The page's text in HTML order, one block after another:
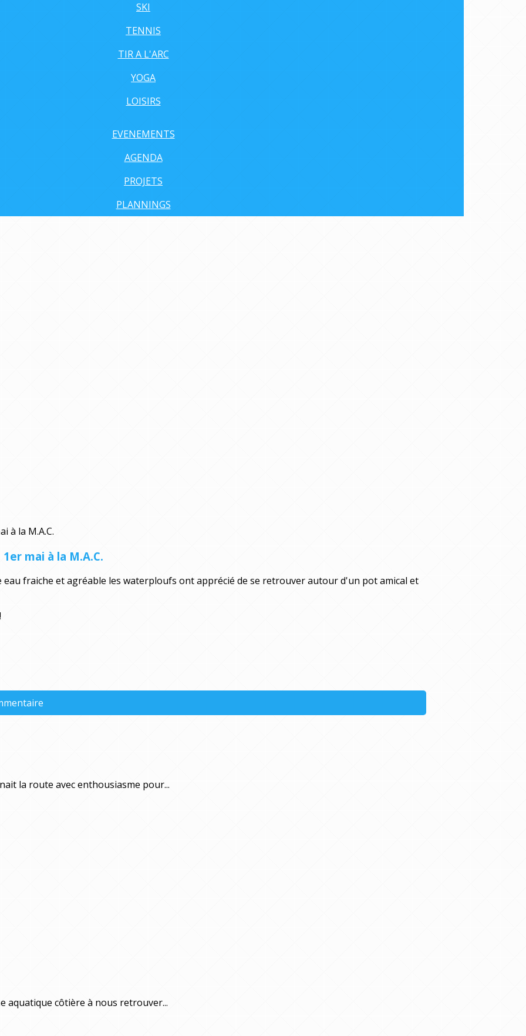
SKI
TENNIS
TIR A L'ARC
YOGA
LOISIRS
EVENEMENTS
AGENDA
PROJETS
PLANNINGS
mai à la M.A.C.
eau fraiche et agréable les waterploufs ont apprécié de se retrouver autour d'un pot amical et
la route avec enthousiasme pour...
aquatique côtière à nous retrouver...